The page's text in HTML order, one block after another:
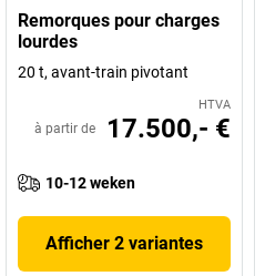
Remorques pour charges
lourdes
20 t, avant-train pivotant
HTVA
à partir de 17.500,- €
10-12 weken
Afficher 2 variantes